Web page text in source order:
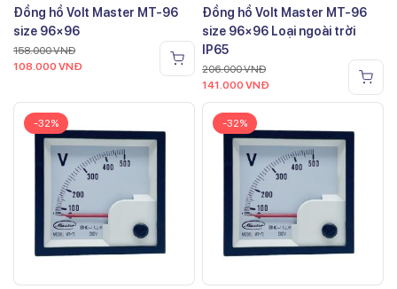
Đồng hồ Volt Master MT-96
size 96×96
158.000VNĐ
108.000 VNĐ
Đồng hồ Volt Master MT-96
size 96×96 Loại ngoài trời
IP65
206.000VNĐ
141.000 VNĐ
-32% -32%